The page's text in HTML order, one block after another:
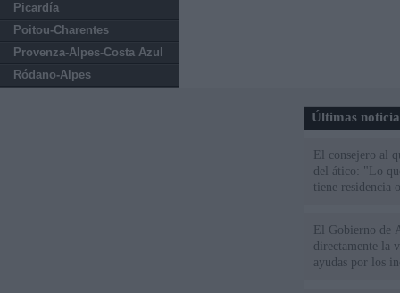
Picardía
Poitou-Charentes
Provenza-Alpes-Costa Azul
Ródano-Alpes
Últimas
El consejero al
del ático: "Lo
tiene residencia
El Gobierno de
directamente la
ayudas por los